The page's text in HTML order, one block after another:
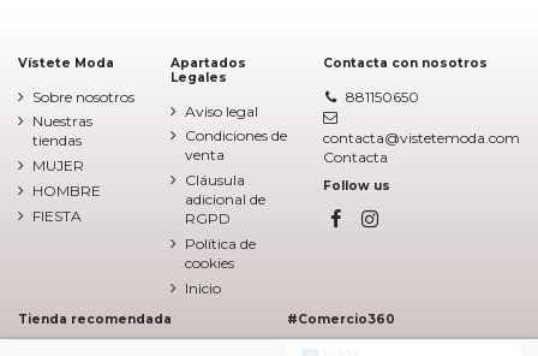
Vístete Moda
Sobre nosotros
Nuestras
tiendas
MUJER
HOMBRE
FIESTA
Apartados
Legales
Aviso legal
Condiciones de
venta
Cláusula
adicional de
RGPD
Política de
cookies
Inicio
Contacta con nosotros
881150650
contacta@vistetemoda.com
Contacta
Follow us
Tienda recomendada #Comercio360